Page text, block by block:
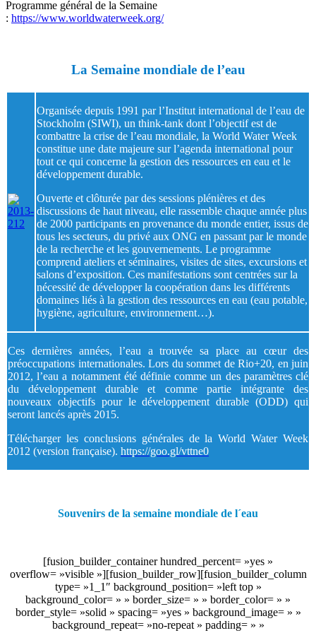
Programme général de la Semaine
: https://www.worldwaterweek.org/
La Semaine mondiale de l’eau
Organisée depuis 1991 par l’Institut international de l’eau de
Stockholm (SIWI), un think-tank dont l’objectif est de
combattre la crise de l’eau mondiale, la World Water Week
constitue une date majeure sur l’agenda international pour
tout ce qui concerne la gestion des ressources en eau et le
développement durable.
Ouverte et clôturée par des sessions plénières et des
discussions de haut niveau, elle rassemble chaque année plus
de 2000 participants en provenance du monde entier, issus de
tous les secteurs, du privé aux ONG en passant par le monde
de la recherche et les gouvernements. Le programme
comprend ateliers et séminaires, visites de sites, excursions et
salons d’exposition. Ces manifestations sont centrées sur la
nécessité de développer la coopération dans les différents
domaines liés à la gestion des ressources en eau (eau potable,
hygiène, agriculture, environnement…).
Ces dernières années, l’eau a trouvée sa place au cœur des
préoccupations internationales. Lors du sommet de Rio+20, en juin
2012, l’eau a notamment été définie comme un des paramètres clé
du développement durable et comme partie intégrante des
nouveaux objectifs pour le développement durable (ODD) qui
seront lancés après 2015.
Télécharger les conclusions générales de la World Water Week
2012 (version française). https://goo.gl/vttne0
Souvenirs de la semaine mondiale de l´eau
[fusion_builder_container hundred_percent= »yes »
overflow= »visible »][fusion_builder_row][fusion_builder_column
type= »1_1″ background_position= »left top »
background_color= » » border_size= » » border_color= » »
border_style= »solid » spacing= »yes » background_image= » »
background_repeat= »no-repeat » padding= » »